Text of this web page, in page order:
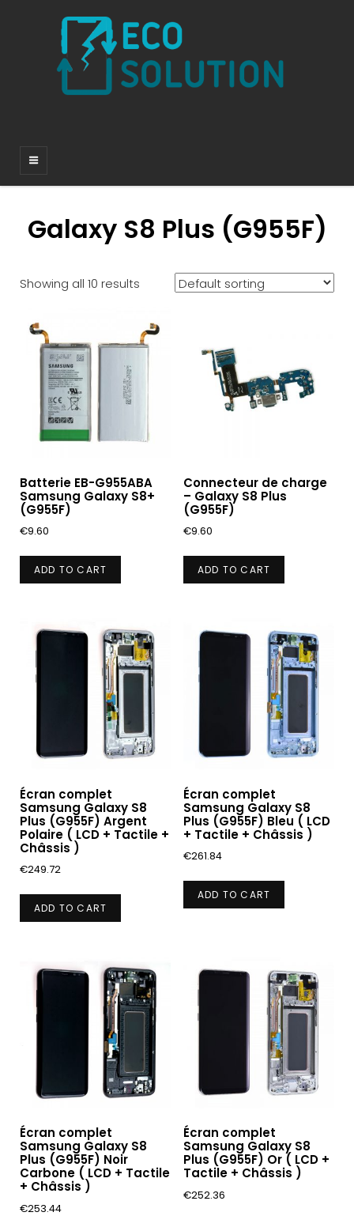
Galaxy S8 Plus (G955F)
Showing all 10 results
Batterie EB-G955ABA
Samsung Galaxy S8+
(G955F)
€9.60
ADD TO CART
Connecteur de charge
– Galaxy S8 Plus
(G955F)
€9.60
ADD TO CART
Écran complet
Samsung Galaxy S8
Plus (G955F) Argent
Polaire ( LCD + Tactile +
Châssis )
€249.72
ADD TO CART
Écran complet
Samsung Galaxy S8
Plus (G955F) Bleu ( LCD
+ Tactile + Châssis )
€261.84
ADD TO CART
Écran complet
Samsung Galaxy S8
Plus (G955F) Noir
Carbone ( LCD + Tactile
+ Châssis )
€253.44
Écran complet
Samsung Galaxy S8
Plus (G955F) Or ( LCD +
Tactile + Châssis )
€252.36